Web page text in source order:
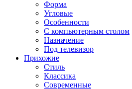
Форма
Угловые
Особенности
С компьютерным столом
Назначение
Под телевизор
Прихожие
Стиль
Классика
Современные